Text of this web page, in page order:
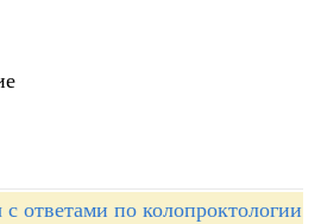
с ответами по колопроктологии